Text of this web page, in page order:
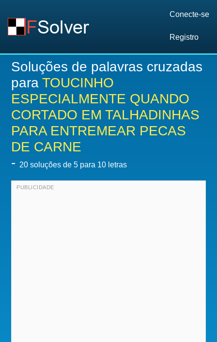
Conecte-se
Registro
Soluções de palavras cruzadas
para TOUCINHO
ESPECIALMENTE QUANDO
CORTADO EM TALHADINHAS
PARA ENTREMEAR PECAS
DE CARNE
- 20 soluções de 5 para 10 letras